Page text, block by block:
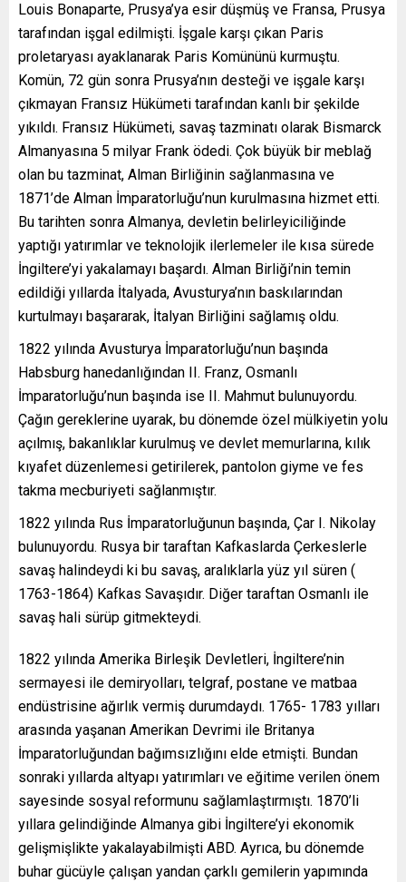
Louis Bonaparte, Prusya’ya esir düşmüş ve Fransa, Prusya
tarafından işgal edilmişti. İşgale karşı çıkan Paris
proletaryası ayaklanarak Paris Komününü kurmuştu.
Komün, 72 gün sonra Prusya’nın desteği ve işgale karşı
çıkmayan Fransız Hükümeti tarafından kanlı bir şekilde
yıkıldı. Fransız Hükümeti, savaş tazminatı olarak Bismarck
Almanyasına 5 milyar Frank ödedi. Çok büyük bir meblağ
olan bu tazminat, Alman Birliğinin sağlanmasına ve
1871’de Alman İmparatorluğu’nun kurulmasına hizmet etti.
Bu tarihten sonra Almanya, devletin belirleyiciliğinde
yaptığı yatırımlar ve teknolojik ilerlemeler ile kısa sürede
İngiltere’yi yakalamayı başardı. Alman Birliği’nin temin
edildiği yıllarda İtalyada, Avusturya’nın baskılarından
kurtulmayı başararak, İtalyan Birliğini sağlamış oldu.
1822 yılında Avusturya İmparatorluğu’nun başında
Habsburg hanedanlığından II. Franz, Osmanlı
İmparatorluğu’nun başında ise II. Mahmut bulunuyordu.
Çağın gereklerine uyarak, bu dönemde özel mülkiyetin yolu
açılmış, bakanlıklar kurulmuş ve devlet memurlarına, kılık
kıyafet düzenlemesi getirilerek, pantolon giyme ve fes
takma mecburiyeti sağlanmıştır.
1822 yılında Rus İmparatorluğunun başında, Çar I. Nikolay
bulunuyordu. Rusya bir taraftan Kafkaslarda Çerkeslerle
savaş halindeydi ki bu savaş, aralıklarla yüz yıl süren (
1763-1864) Kafkas Savaşıdır. Diğer taraftan Osmanlı ile
savaş hali sürüp gitmekteydi.
1822 yılında Amerika Birleşik Devletleri, İngiltere’nin
sermayesi ile demiryolları, telgraf, postane ve matbaa
endüstrisine ağırlık vermiş durumdaydı. 1765- 1783 yılları
arasında yaşanan Amerikan Devrimi ile Britanya
İmparatorluğundan bağımsızlığını elde etmişti. Bundan
sonraki yıllarda altyapı yatırımları ve eğitime verilen önem
sayesinde sosyal reformunu sağlamlaştırmıştı. 1870’li
yıllara gelindiğinde Almanya gibi İngiltere’yi ekonomik
gelişmişlikte yakalayabilmişti ABD. Ayrıca, bu dönemde
buhar gücüyle çalışan yandan çarklı gemilerin yapımında